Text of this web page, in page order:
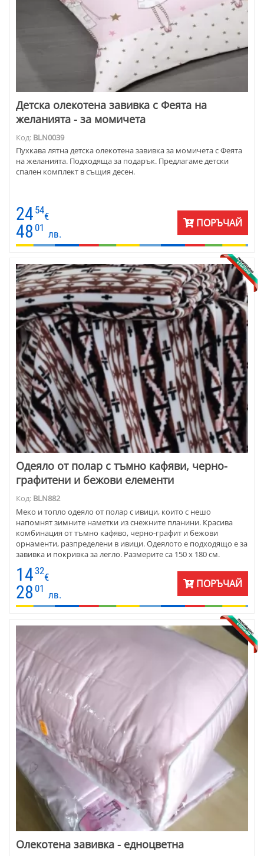
Детска олекотена завивка с Феята на
желанията - за момичета
Код: BLN0039
Пухкава лятна детска олекотена завивка за момичета с Феята
на желанията. Подходяща за подарък. Предлагаме детски
спален комплект в същия десен.
24 54
€
48 01
лв.
ПОРЪЧАЙ
Одеяло от полар с тъмно кафяви, черно-
графитени и бежови елементи
Код: BLN882
Меко и топло одеяло от полар с ивици, които с нешо
напомнят зимните наметки из снежните планини. Красива
комбинация от тъмно кафяво, черно-графит и бежови
орнаменти, разпределени в ивици. Одеялото е подходящо е за
завивка и покривка за легло. Размерите са 150 х 180 см.
14 32
€
28 01
лв.
ПОРЪЧАЙ
Олекотена завивка - едноцветна